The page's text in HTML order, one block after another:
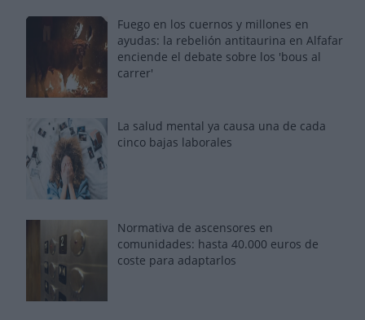
Fuego en los cuernos y millones en
ayudas: la rebelión antitaurina en Alfafar
enciende el debate sobre los 'bous al
carrer'
La salud mental ya causa una de cada
cinco bajas laborales
Normativa de ascensores en
comunidades: hasta 40.000 euros de
coste para adaptarlos